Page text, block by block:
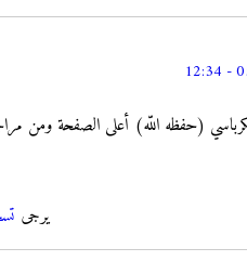
(حفظه اللّه) أعلى الصفحة ومن
يرجى